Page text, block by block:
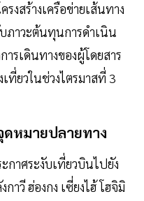
งสร้างเครือข่ายเส้นทาง
ภาวะต้นทุนการดำเนิน
ารเดินทางของผู้โดยสาร
ที่ยวในช่วงไตรมาสที่ 3
ดหมายปลายทาง
กาศระงับเที่ยวบินไปยัง
าวี ฮ่องกง เซี่ยงไฮ้ โฮจิมิ